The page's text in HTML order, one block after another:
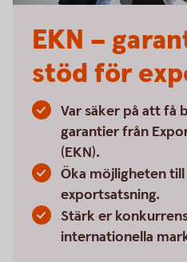
EKN –
stöd för
Var säker på att få
garantier från
(EKN).
Öka möjligheten
exportsatsning.
Stärk er
internationella